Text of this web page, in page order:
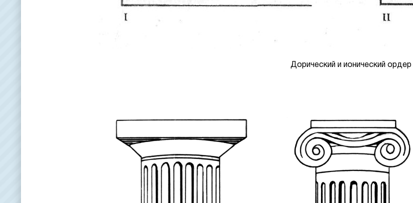
Дорический и ионический ордер